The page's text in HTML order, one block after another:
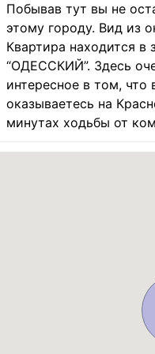
Побывав тут вы не
этому городу. Вид из
Квартира находится
“ОДЕССКИЙ”. Здесь
интересное в том,
оказываетесь на
минутах ходьбы от